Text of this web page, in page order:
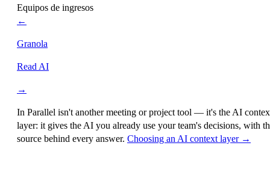
Equipos de ingresos
←
Granola
Read AI
→
In Parallel isn't another meeting or project tool — it's the AI
layer: it gives the AI you already use your team's decisions, with
source behind every answer. Choosing an AI context layer →